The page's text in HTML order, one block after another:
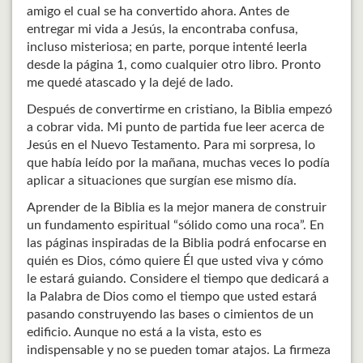
amigo el cual se ha convertido ahora. Antes de
entregar mi vida a Jesús, la encontraba confusa,
incluso misteriosa; en parte, porque intenté leerla
desde la página 1, como cualquier otro libro. Pronto
me quedé atascado y la dejé de lado.
Después de convertirme en cristiano, la Biblia empezó
a cobrar vida. Mi punto de partida fue leer acerca de
Jesús en el Nuevo Testamento. Para mi sorpresa, lo
que había leído por la mañana, muchas veces lo podía
aplicar a situaciones que surgían ese mismo día.
Aprender de la Biblia es la mejor manera de construir
un fundamento espiritual “sólido como una roca”. En
las páginas inspiradas de la Biblia podrá enfocarse en
quién es Dios, cómo quiere Él que usted viva y cómo
le estará guiando. Considere el tiempo que dedicará a
la Palabra de Dios como el tiempo que usted estará
pasando construyendo las bases o cimientos de un
edificio. Aunque no está a la vista, esto es
indispensable y no se pueden tomar atajos. La firmeza